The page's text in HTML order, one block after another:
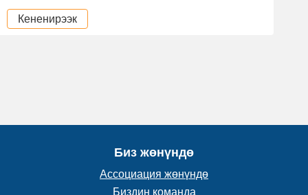
Кененирээк
Биз жөнүндө
Ассоциация жөнүндө
Биздин команда